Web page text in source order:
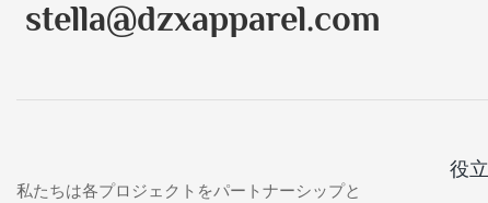
stella@dzxapparel.com
私たちは各プロジェクトをパートナーシップと
役